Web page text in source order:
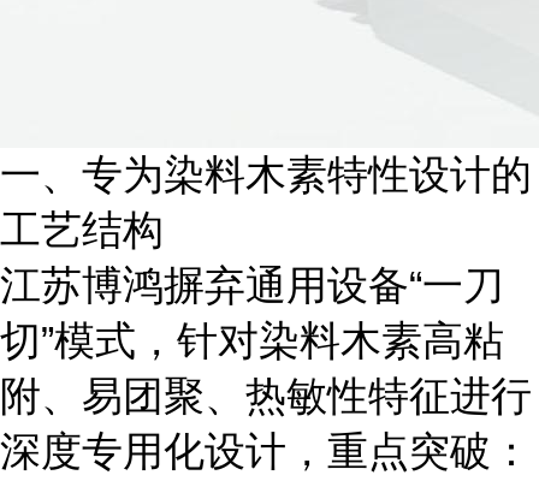
一、专为染料木素特性设计的
工艺结构
江苏博鸿摒弃通用设备“一刀
切”模式，针对染料木素高粘
附、易团聚、热敏性特征进行
深度专用化设计，重点突破：